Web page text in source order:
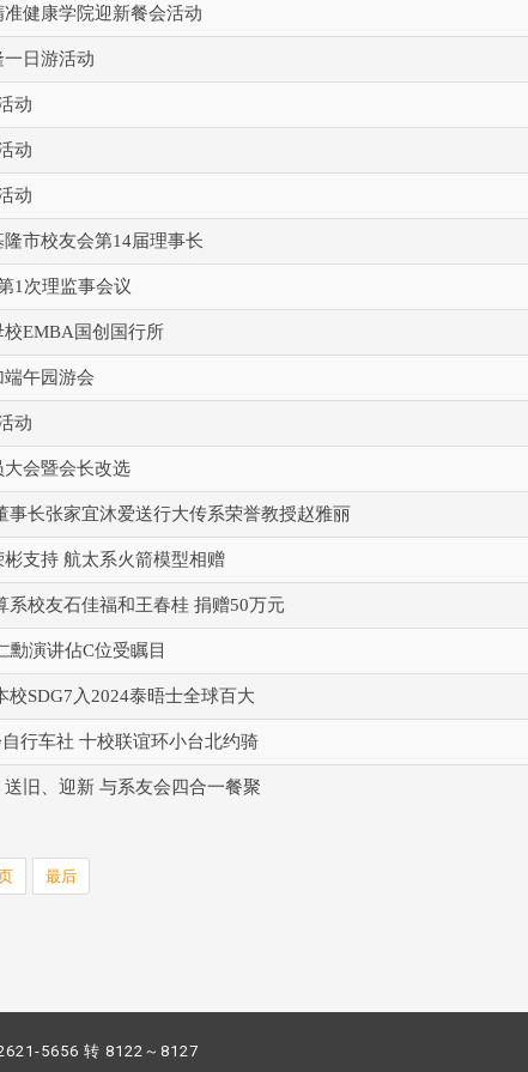
健康学院迎新餐会活动
日游活动
动
动
动
市校友会第14届理事长
1次理监事会议
EMBA国创国行所
午园游会
动
会暨会长改选
事长张家宜沐爱送行大传系荣誉教授赵雅丽
支持 航太系火箭模型相赠
系校友石佳福和王春桂 捐赠50万元
勳演讲佔C位受瞩目
校SDG7入2024泰晤士全球百大
行车社 十校联谊环小台北约骑
旧、迎新 与系友会四合一餐聚
最后
5656 转 8122～8127